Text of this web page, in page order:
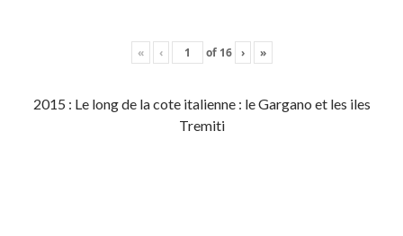
« ‹ of 16 › »
2015 : Le long de la cote italienne : le Gargano et les iles
Tremiti